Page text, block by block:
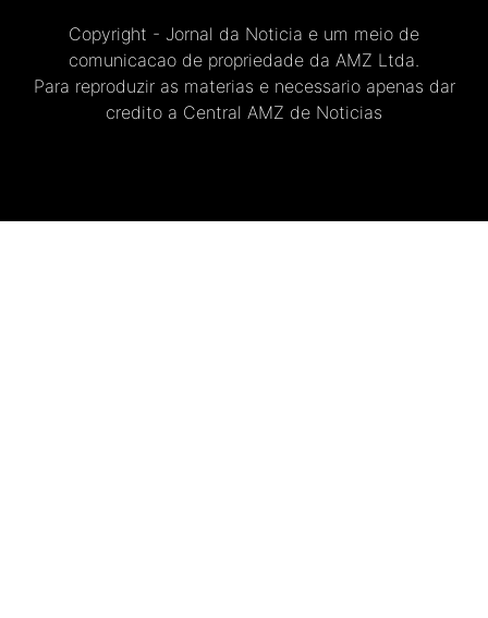
Copyright - Jornal da Noticia e um meio de
comunicacao de propriedade da AMZ Ltda.
Para reproduzir as materias e necessario apenas dar
credito a Central AMZ de Noticias